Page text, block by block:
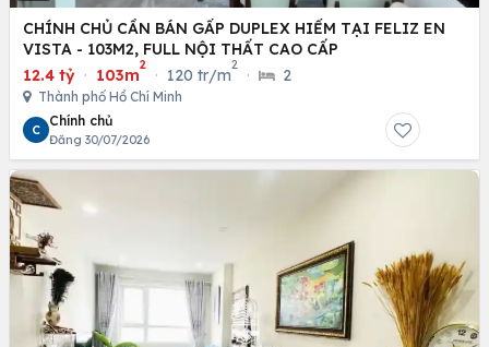
CHÍNH CHỦ CẦN BÁN GẤP DUPLEX HIẾM TẠI FELIZ EN
VISTA - 103M2, FULL NỘI THẤT CAO CẤP
12.4 tỷ · 103m
2
· 120 tr/m
2
· 2
Thành phố Hồ Chí Minh
C
Chính chủ
Đăng 30/07/2026